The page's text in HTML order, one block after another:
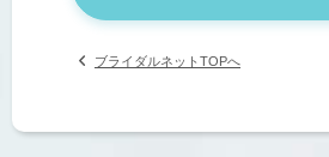
ブライダルネットTOPへ